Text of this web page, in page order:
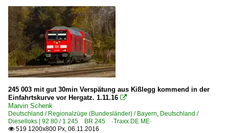
245 003 mit gut 30min Verspätung aus Kißlegg kommend in der
Einfahrtskurve vor Hergatz. 1.11.16 
Marvin Schenk
Deutschland / Regionalzüge (Bundesländer) / Bayern, Deutschland /
Dieselloks | 92 80 / 1 245 BR 245 ·Traxx DE ME·
 519 1200x800 Px, 06.11.2016